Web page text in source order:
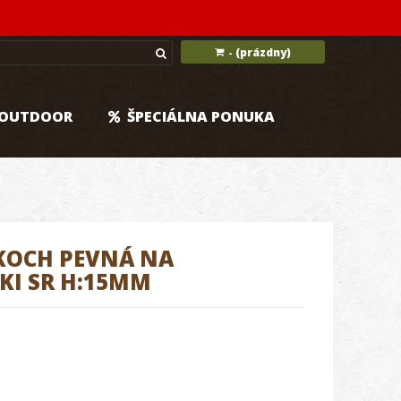
- (prázdny)
ŠPECIÁLNA PONUKA
PEVNÁ NA
SR H:15MM